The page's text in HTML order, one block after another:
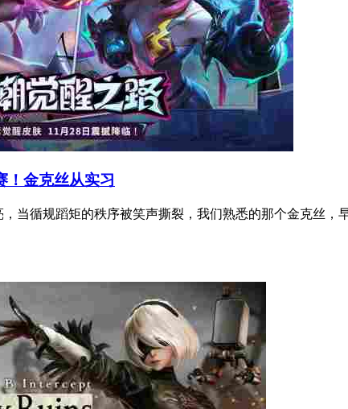
！金克丝从实习
当循规蹈矩的秩序被笑声撕裂，我们熟悉的那个金克丝